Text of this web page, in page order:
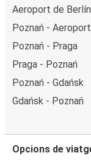
Aeroport de
Poznań -
Poznań - Praga
Praga - Poznań
Poznań - Gdańsk
Gdańsk - Poznań
Opcions de